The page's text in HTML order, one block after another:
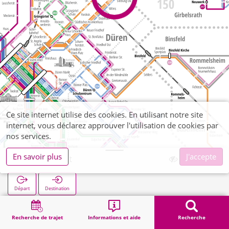
Recherche de trajet Informations et aide Recherche
Siedlung Ost
Départ Destination
Démarrage Recherche
Ce site internet utilise des cookies. En utilisant notre site
internet, vous déclarez approuver l'utilisation de cookies par
nos services.
En savoir plus
J'accepte